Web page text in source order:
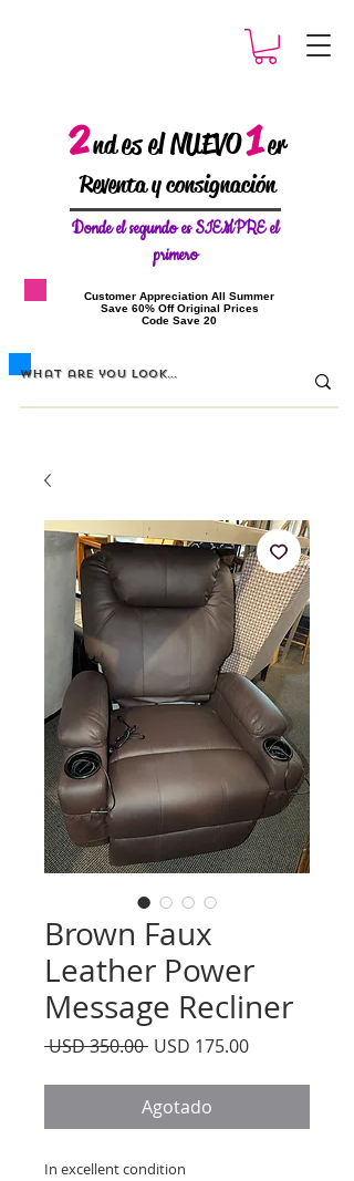
2ndes el NUEVO1er
Reventa y consignación
Donde elsegundo es SIEMPRE el
primero
​Customer Appreciation All Summer
​Save 60% Off Original Prices
​Code Save 20
Brown Faux
Leather Power
Message Recliner
USD 350.00 Precio
USD 175.00Precio
Agotado
In excellent condition